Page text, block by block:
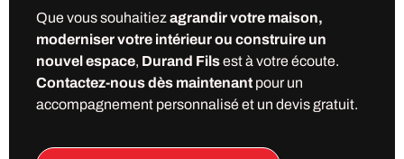
Que vous souhaitiez agrandir votre maison,
moderniser votre intérieur ou construire un
nouvel espace, Durand Filsest à votre écoute.
Contactez-nous dès maintenant pour un
accompagnement personnalisé et un devis gratuit.